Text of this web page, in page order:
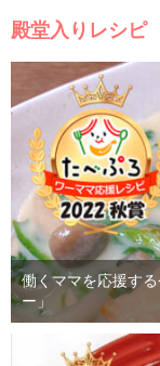
殿堂入りレシピ
働くママを応援す
ー」